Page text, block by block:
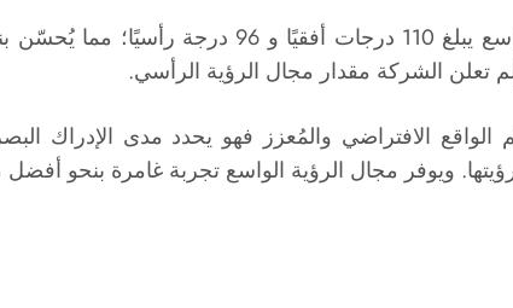
الافتراضي والمُعزز فهو يحدد مدى الإدراك
رؤيتها. ويوفر مجال الرؤية الواسع تجربة غامرة بنحو